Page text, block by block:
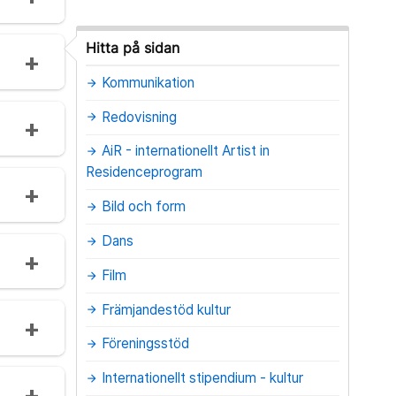
Hitta på sidan
arrow_forward Kommunikation
arrow_forward Redovisning
arrow_forward AiR - internationellt Artist in
Residenceprogram
arrow_forward Bild och form
arrow_forward Dans
arrow_forward Film
arrow_forward Främjandestöd kultur
arrow_forward Föreningsstöd
arrow_forward Internationellt stipendium - kultur